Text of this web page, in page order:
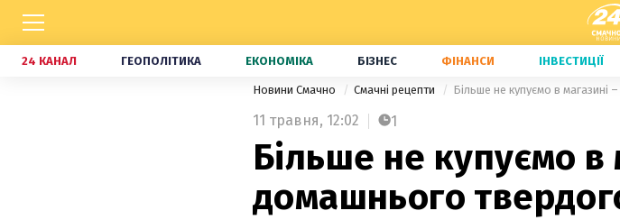
24 КАНАЛ ГЕОПОЛІТИКА ЕКОНОМІКА БІЗНЕС ФІНАНСИ ІНВЕСТИЦІЇ
Новини Смачно Смачні рецепти Більше не купуємо в
11 травня, 12:02 1
Більше не купуємо в
домашнього